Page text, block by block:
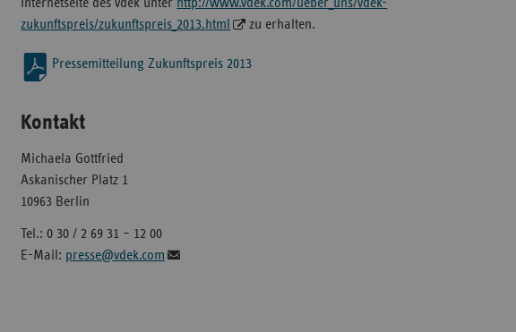
zukunftspreis/zukunftspreis_2013.html
zu erhalten.
Pressemitteilung Zukunftspreis 2013
Kontakt
Michaela Gottfried
Askanischer Platz 1
10963 Berlin
Tel.: 0 30 / 2 69 31 – 12 00
E-Mail: presse@vdek.com